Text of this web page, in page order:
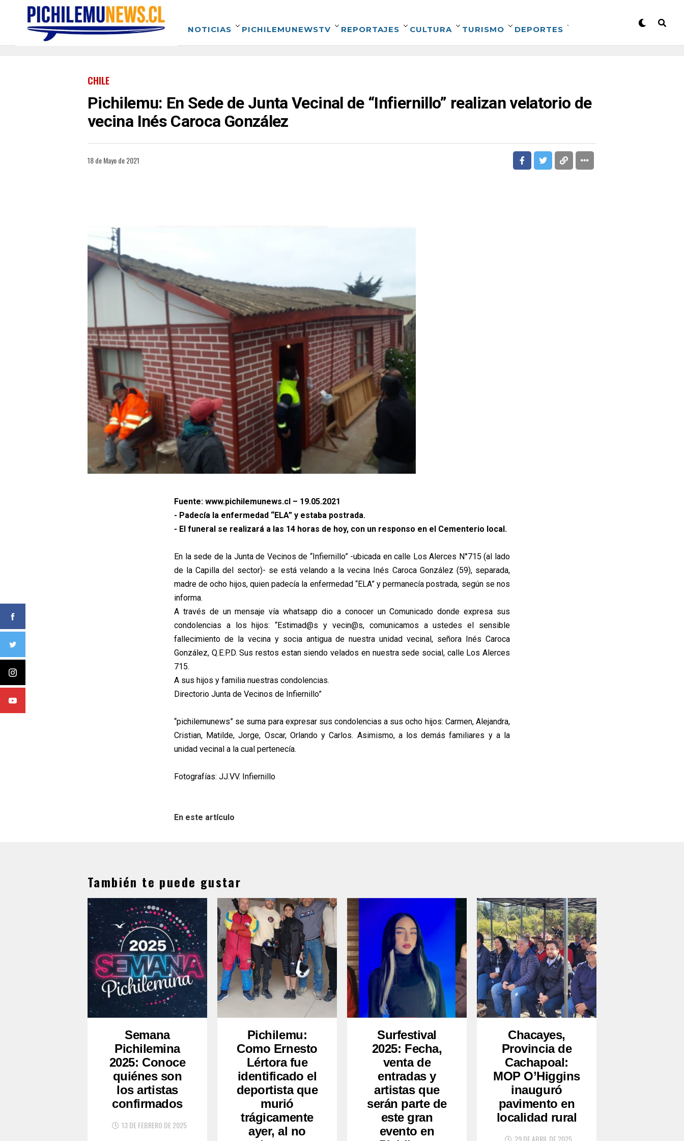
NOTICIAS PICHILEMUNEWSTV REPORTAJES CULTURA TURISMO DEPORTES
CHILE
Pichilemu: En Sede de Junta Vecinal de “Infiernillo” realizan velatorio de
vecina Inés Caroca González
18 de Mayo de 2021
Fuente: www.pichilemunews.cl – 19.05.2021
- Padecía la enfermedad “ELA” y estaba postrada.
- El funeral se realizará a las 14 horas de hoy, con un responso en el Cementerio local.
En la sede de la Junta de Vecinos de “Infiernillo” -ubicada en calle Los Alerces N°715 (al lado
de la Capilla del sector)- se está velando a la vecina Inés Caroca González (59), separada,
madre de ocho hijos, quien padecía la enfermedad “ELA” y permanecía postrada, según se nos
informa.
A través de un mensaje vía whatsapp dio a conocer un Comunicado donde expresa sus
condolencias a los hijos: “Estimad@s y vecin@s, comunicamos a ustedes el sensible
fallecimiento de la vecina y socia antigua de nuestra unidad vecinal, señora Inés Caroca
González, Q.E.P.D. Sus restos estan siendo velados en nuestra sede social, calle Los Alerces
715.
A sus hijos y familia nuestras condolencias.
Directorio Junta de Vecinos de Infiernillo”
“pichilemunews” se suma para expresar sus condolencias a sus ocho hijos: Carmen, Alejandra,
Cristian, Matilde, Jorge, Oscar, Orlando y Carlos. Asimismo, a los demás familiares y a la
unidad vecinal a la cual pertenecía.
Fotografías: JJ.VV. Infiernillo
En este artículo
También te puede gustar
Semana
Pichilemina
2025: Conoce
quiénes son
los artistas
confirmados
13 DE FEBRERO DE 2025
Pichilemu:
Como Ernesto
Lértora fue
identificado el
deportista que
murió
trágicamente
ayer, al no
Surfestival
2025: Fecha,
venta de
entradas y
artistas que
serán parte de
este gran
evento en
Chacayes,
Provincia de
Cachapoal:
MOP O’Higgins
inauguró
pavimento en
localidad rural
29 DE ABRIL DE 2025